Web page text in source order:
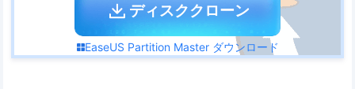
ディスククローン
EaseUS Partition Master ダウンロード